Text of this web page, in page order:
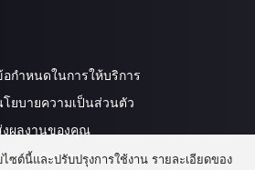
กำหนดในการให้บริการ
ยบายความเป็นส่วนตัว
งผลงานของคุณ
มงานกับเรา
ไซต์นี้และปรับปรุงการใช้งาน รายละเอียดของ